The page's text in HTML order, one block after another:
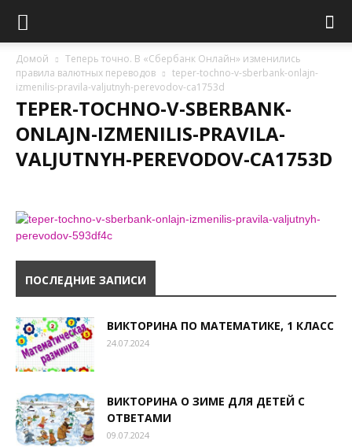
Домой
Теперь точно. В «Сбербанк Онлайн» изменились
правила валютных переводов
teper-tochno-v-sberbank-onlajn-
izmenilis-pravila-valjutnyh-perevodov-ca1753d
TEPER-TOCHNO-V-SBERBANK-
ONLAJN-IZMENILIS-PRAVILA-
VALJUTNYH-PEREVODOV-CA1753D
ПОСЛЕДНИЕ ЗАПИСИ
ВИКТОРИНА ПО МАТЕМАТИКЕ, 1 КЛАСС
24.07.2024
ВИКТОРИНА О ЗИМЕ ДЛЯ ДЕТЕЙ С
ОТВЕТАМИ
09.07.2024